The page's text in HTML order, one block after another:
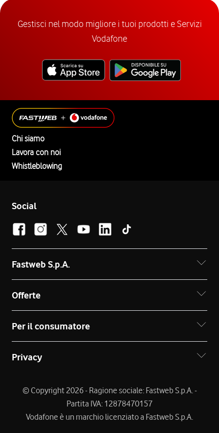
Gestisci nel modo migliore i tuoi prodotti e Servizi
Vodafone
Chi siamo
Lavora con noi
Whistleblowing
Social
Fastweb S.p.A.
Offerte
Per il consumatore
Privacy
© Copyright 2026 - Ragione sociale: Fastweb S.p.A. -
Partita IVA: 12878470157
Vodafone è un marchio licenziato a Fastweb S.p.A.